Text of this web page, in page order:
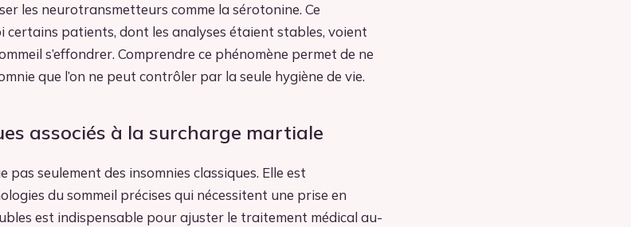
les neurotransmetteurs comme la sérotonine. Ce
certains patients, dont les analyses étaient stables, voient
s’effondrer. Comprendre ce phénomène permet de ne
que l’on ne peut contrôler par la seule hygiène de vie.
associés à la surcharge martiale
pas seulement des insomnies classiques. Elle est
du sommeil précises qui nécessitent une prise en
est indispensable pour ajuster le traitement médical au-